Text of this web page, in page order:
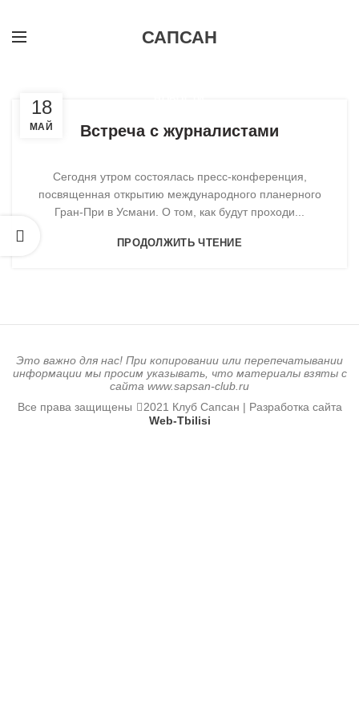
САПСАН
18
МАЙ Встреча с журналистами
Сегодня утром состоялась пресс-конференция,
посвященная открытию международного планерного
Гран-При в Усмани. О том, как будут проходи...
ПРОДОЛЖИТЬ ЧТЕНИЕ
Это важно для нас! При копировании или перепечатывании
информации мы просим указывать, что материалы взяты с
сайта www.sapsan-club.ru
Все права защищены
2021 Клуб Сапсан | Разработка сайта
Web-Tbilisi